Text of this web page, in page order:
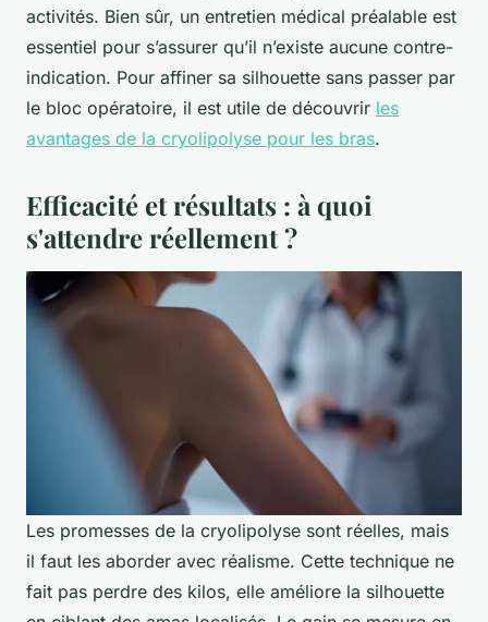
activités. Bien sûr, un entretien médical préalable est
essentiel pour s’assurer qu’il n’existe aucune contre-
indication. Pour affiner sa silhouette sans passer par
le bloc opératoire, il est utile de découvrir les
avantages de la cryolipolyse pour les bras.
Efficacité et résultats : à quoi
s'attendre réellement ?
Les promesses de la cryolipolyse sont réelles, mais
il faut les aborder avec réalisme. Cette technique ne
fait pas perdre des kilos, elle améliore la silhouette